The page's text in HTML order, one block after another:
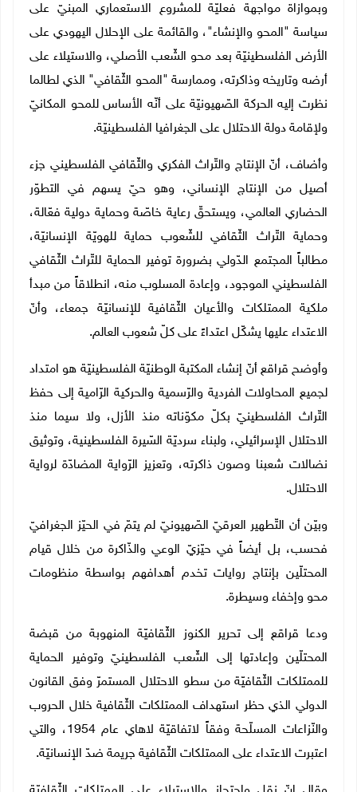
وبموازاة مواجهة فعليّة للمشروع الاستعماري المبنيّ على
سياسة "المحو والإنشاء"، والقائمة على الإحلال اليهودي على
الأرض الفلسطينيّة بعد محو الشّعب الأصلي، والاستيلاء على
أرضه وتاريخه وذاكرته، وممارسة "المحو الثّقافي" الذي لطالما
نظرت إليه الحركة الصّهيونيّة على أنّه الأساس للمحو المكانيّ
ولإقامة دولة الاحتلال على الجغرافيا الفلسطينيّة.
وأضاف، أنّ الإنتاج والتّراث الفكري والثّقافي الفلسطيني جزء
أصيل من الإنتاج الإنساني، وهو حيّ يسهم في التطوّر
الحضاري العالمي، ويستحقّ رعاية خاصّة وحماية دولية فعّالة،
وحماية التّراث الثّقافي للشّعوب حماية للهويّة الإنسانيّة،
مطالباً المجتمع الدّولي بضرورة توفير الحماية للتّراث الثّقافي
الفلسطيني الموجود، وإعادة المسلوب منه، انطلاقاً من مبدأ
ملكية الممتلكات والأعيان الثّقافية للإنسانيّة جمعاء، وأنّ
الاعتداء عليها يشكّل اعتداءً على كلّ شعوب العالم.
وأوضح قراقع أنّ إنشاء المكتبة الوطنيّة الفلسطينيّة هو امتداد
لجميع المحاولات الفردية والرّسمية والحركية الرّامية إلى حفظ
التّراث الفلسطينيّ بكلّ مكوّناته منذ الأزل، ولا سيما منذ
الاحتلال الإسرائيلي، ولبناء سرديّة السّيرة الفلسطينية، وتوثيق
نضالات شعبنا وصون ذاكرته، وتعزيز الرّواية المضادّة لرواية
الاحتلال.
وبيّن أن التّطهير العرقيّ الصّهيونيّ لم يتمّ في الحيّز الجغرافيّ
فحسب، بل أيضاً في حيّزيّ الوعي والذّاكرة من خلال قيام
المحتلّين بإنتاج روايات تخدم أهدافهم بواسطة منظومات
محو وإخفاء وسيطرة.
ودعا قراقع إلى تحرير الكنوز الثّقافيّة المنهوبة من قبضة
المحتلّين وإعادتها إلى الشّعب الفلسطينيّ وتوفير الحماية
للممتلكات الثّقافيّة من سطو الاحتلال المستمرّ وفق القانون
الدولي الذي حظر استهداف الممتلكات الثّقافية خلال الحروب
والنّزاعات المسلّحة وفقاً لاتفاقيّة لاهاي عام 1954، والتي
اعتبرت الاعتداء على الممتلكات الثّقافية جريمة ضدّ الإنسانيّة.